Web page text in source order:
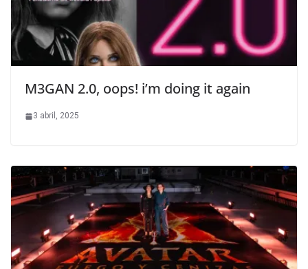
M3GAN 2.0, oops! i’m doing it again
3 abril, 2025